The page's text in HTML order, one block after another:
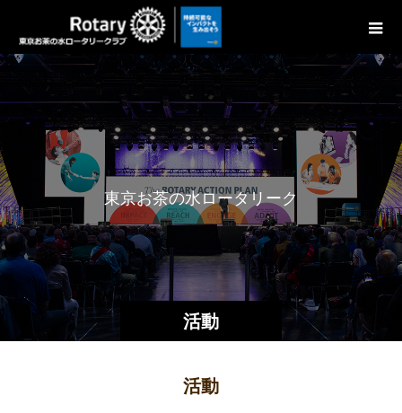
活動
東 京お茶の水ロータリークラブ の
活動